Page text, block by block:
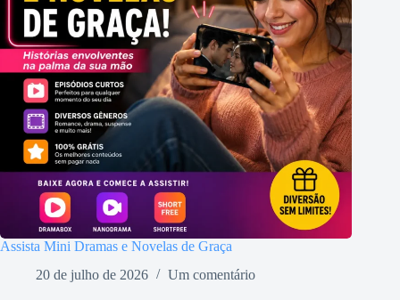
Assista Mini Dramas e Novelas de Graça
20 de julho de 2026
Um comentário